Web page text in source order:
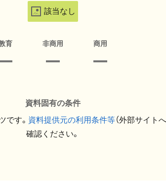
該当なし
育 非商用 商用
資料固有の条件
です。 資料提供元の利用条件等（外部サイト
確認ください。